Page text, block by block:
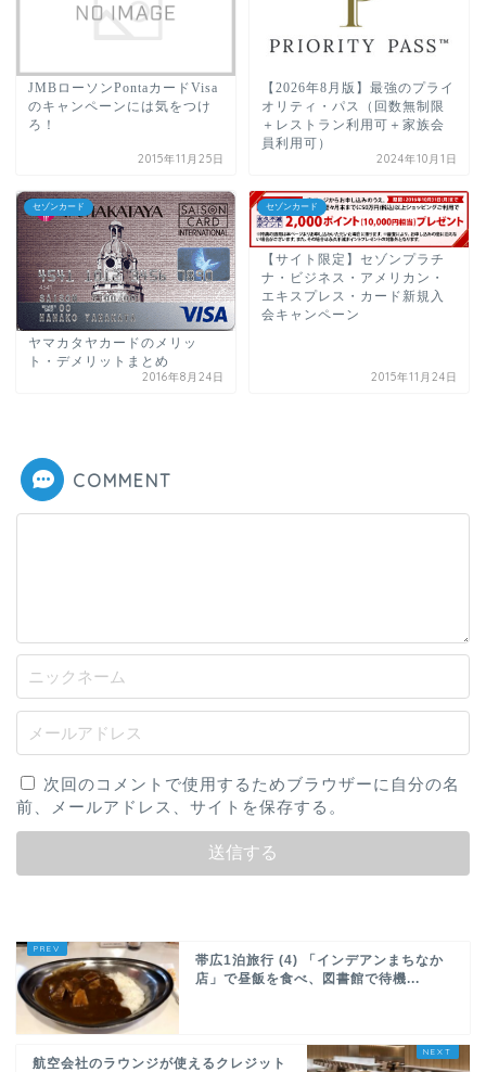
JMBローソンPontaカードVisa
のキャンペーンには気をつけ
ろ！
2015年11月25日
【2026年8月版】最強のプライ
オリティ・パス（回数無制限
＋レストラン利用可＋家族会
員利用可）
2024年10月1日
セゾンカード
ヤマカタヤカードのメリッ
ト・デメリットまとめ
2016年8月24日
セゾンカード
【サイト限定】セゾンプラチ
ナ・ビジネス・アメリカン・
エキスプレス・カード新規入
会キャンペーン
2015年11月24日
COMMENT
次回のコメントで使用するためブラウザーに自分の名
前、メールアドレス、サイトを保存する。
帯広1泊旅行 (4) 「インデアンまちなか
店」で昼飯を食べ、図書館で待機...
航空会社のラウンジが使えるクレジット